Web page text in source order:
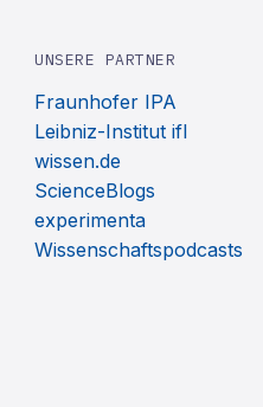
UNSERE PARTNER
Fraunhofer IPA
Leibniz-Institut ifl
wissen.de
ScienceBlogs
experimenta
Wissenschaftspodcasts